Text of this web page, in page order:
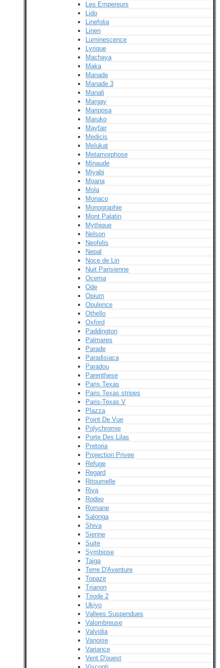
Les Empereurs
Lido
Linefolia
Linen
Luminescence
Lyrique
Machaya
Maka
Manade
Manade 3
Manali
Margay
Mariposa
Maruko
Mayfair
Medicis
Melukat
Metamorphose
Minaude
Miyabi
Moana
Mola
Monaco
Monographie
Mont Palatin
Mythique
Nelson
Neofelis
Nepal
Noce de Lin
Nuit Parisienne
Ocema
Ode
Opium
Opulence
Othello
Oxford
Paddington
Palmares
Parade
Paradisiaca
Paradou
Parenthese
Paris Texas
Paris Texas stripes
Paris-Texas V
Plazza
Point De Vue
Polychromie
Porte Des Lilas
Pretoria
Projection Privee
Refuge
Regard
Ritournelle
Riva
Rodeo
Romane
Salonga
Shiva
Sienne
Suite
Symbiose
Taiga
Terre D'Aventure
Topaze
Trianon
Triode 2
Ukiyo
Vallees Suspendues
Valombreuse
Valvidia
Vanoise
Variance
Vent D'ouest